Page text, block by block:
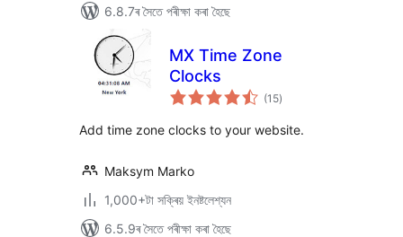
6.8.7ৰ সৈতে পৰীক্ষা কৰা হৈছে
MX Time Zone
Clocks
(15টা
মুঠ)
Add time zone clocks to your website.
Maksym Marko
1,000+টা সক্ৰিয় ইনষ্টলেশ্যন
6.5.9ৰ সৈতে পৰীক্ষা কৰা হৈছে